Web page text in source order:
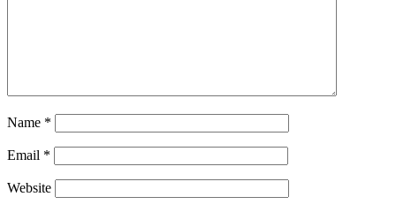
Name *
Email *
Website